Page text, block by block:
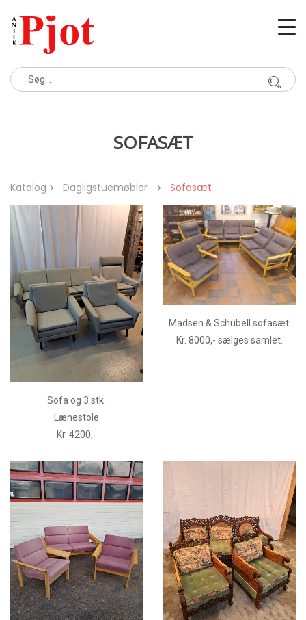
SOFASÆT
Katalog Dagligstuemøbler Sofasæt
Sofa og 3 stk.
Lænestole
Kr. 4200,-
Madsen & Schubell sofasæt.
Kr. 8000,- sælges samlet.